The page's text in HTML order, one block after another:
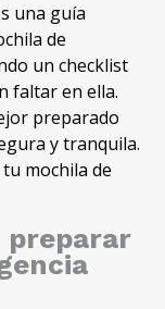
una guía
de
un checklist
faltar en ella.
preparado
y tranquila.
mochila de
preparar